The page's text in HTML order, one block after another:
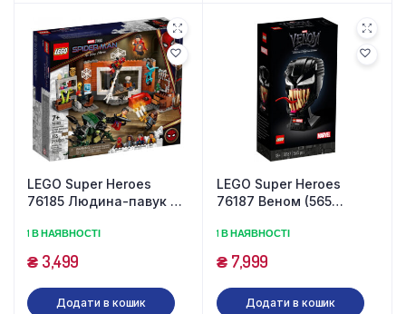
LEGO Super Heroes
76185 Людина-павук в
деталей)
1 В НАЯВНОСТІ
₴3,499
Додати в кошик
LEGO Super Heroes
76187 Веном (565
1 В НАЯВНОСТІ
₴7,999
Додати в кошик